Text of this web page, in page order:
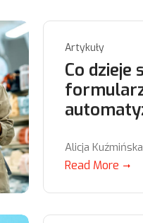
Artykuły
Co dzieje
Alicja Kuźmińska
Read More